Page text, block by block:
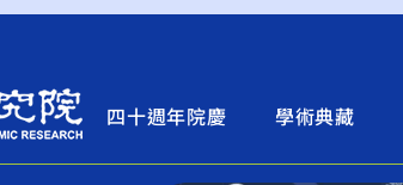
四十週年院慶 學術典藏